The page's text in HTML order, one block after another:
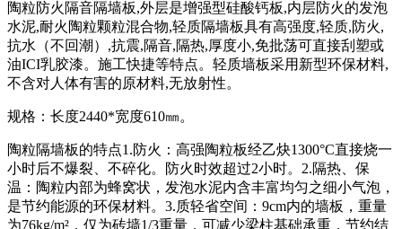
陶粒防火隔音隔墙板,外层是增强型硅酸钙板,内层防火的发泡
水泥,耐火陶粒颗粒混合物,轻质隔墙板具有高强度,轻质,防火,
抗水（不回潮）,抗震,隔音,隔热,厚度小,免批荡可直接刮塑或
油ICI乳胶漆。施工快捷等特点。轻质墙板采用新型环保材料,
不含对人体有害的原材料,无放射性。
规格：长度2440*宽度610㎜。
陶粒隔墙板的特点1.防火：高强陶粒板经乙炔1300°C直接烧一
小时后不爆裂、不碎化。防火时效超过2小时。2.隔热、保
温：陶粒内部为蜂窝状，发泡水泥内含丰富均匀之细小气泡，
是节约能源的环保材料。3.质轻省空间：9cm内的墙板，重量
为76kg/m²，仅为砖墙1/3重量，可减少梁柱基础承重，节约结